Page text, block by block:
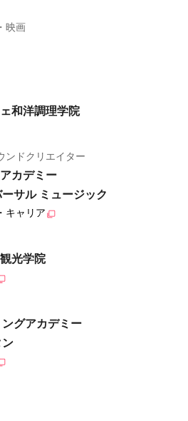
映画
和洋調理学院
ンドクリエイター
カデミー
サル ミュージック
キャリア
光学院
グアカデミー
ン